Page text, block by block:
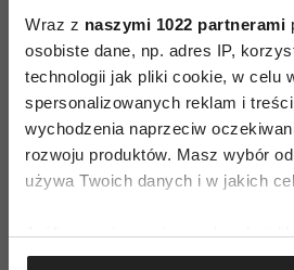
Wraz z naszymi 1022 partnerami
osobiste dane, np. adres IP,
technologii jak pliki cookie, w celu
spersonalizowanych reklam i
wychodzenia naprzeciw
rozwoju produktów. Masz wybór
używa Twoich danych i w jakich
Jeśli wyrazisz na to zgodę,
Gromadzić dane